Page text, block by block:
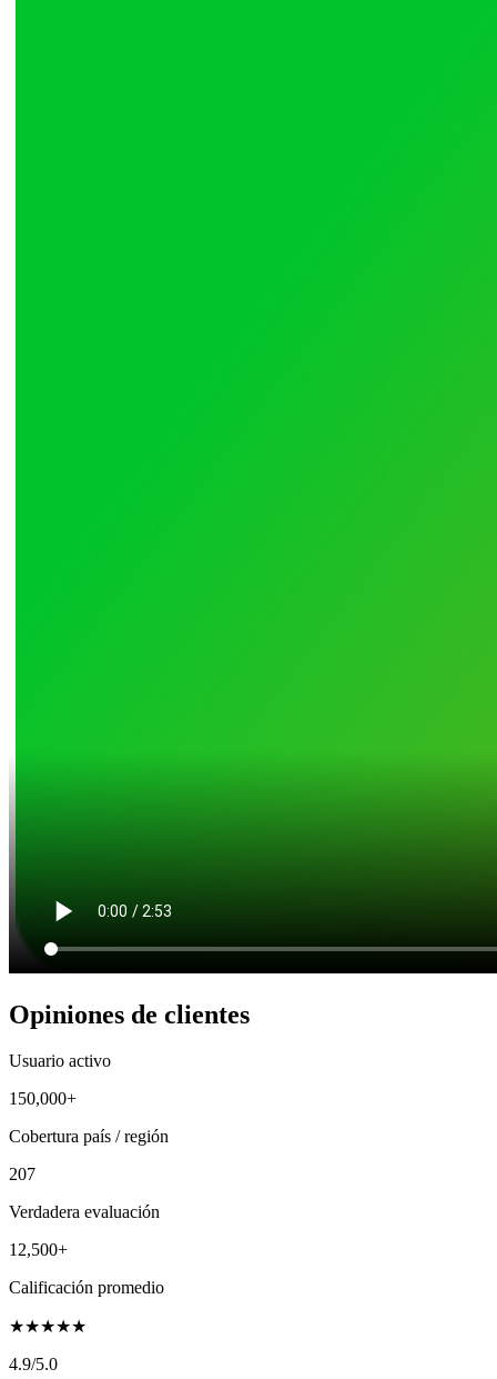
Opiniones de clientes
Usuario activo
150,000+
Cobertura país / región
207
Verdadera evaluación
12,500+
Calificación promedio
★★★★★
4.9/5.0